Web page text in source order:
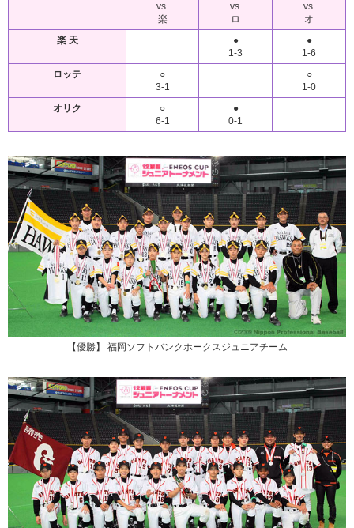
vs.
楽
vs.
ロ
vs.
オ
楽 天
-
●
1-3
●
1-6
ロッテ
○
3-1
-
○
1-0
オリク
○
6-1
●
0-1
-
【優勝】 福岡ソフトバンクホークスジュニアチーム